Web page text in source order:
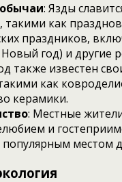
: Язды
такими как
праздников,
год) и другие
также известен
как
керамики.
: Местные
и
местом